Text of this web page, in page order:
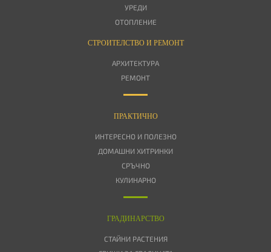
УРЕДИ
ОТОПЛЕНИЕ
СТРОИТЕЛСТВО И РЕМОНТ
АРХИТЕКТУРА
РЕМОНТ
ПРАКТИЧНО
ИНТЕРЕСНО И ПОЛЕЗНО
ДОМАШНИ ХИТРИНКИ
СРЪЧНО
КУЛИНАРНО
ГРАДИНАРСТВО
СТАЙНИ РАСТЕНИЯ